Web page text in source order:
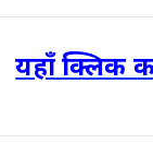
यहाँ क्लिक